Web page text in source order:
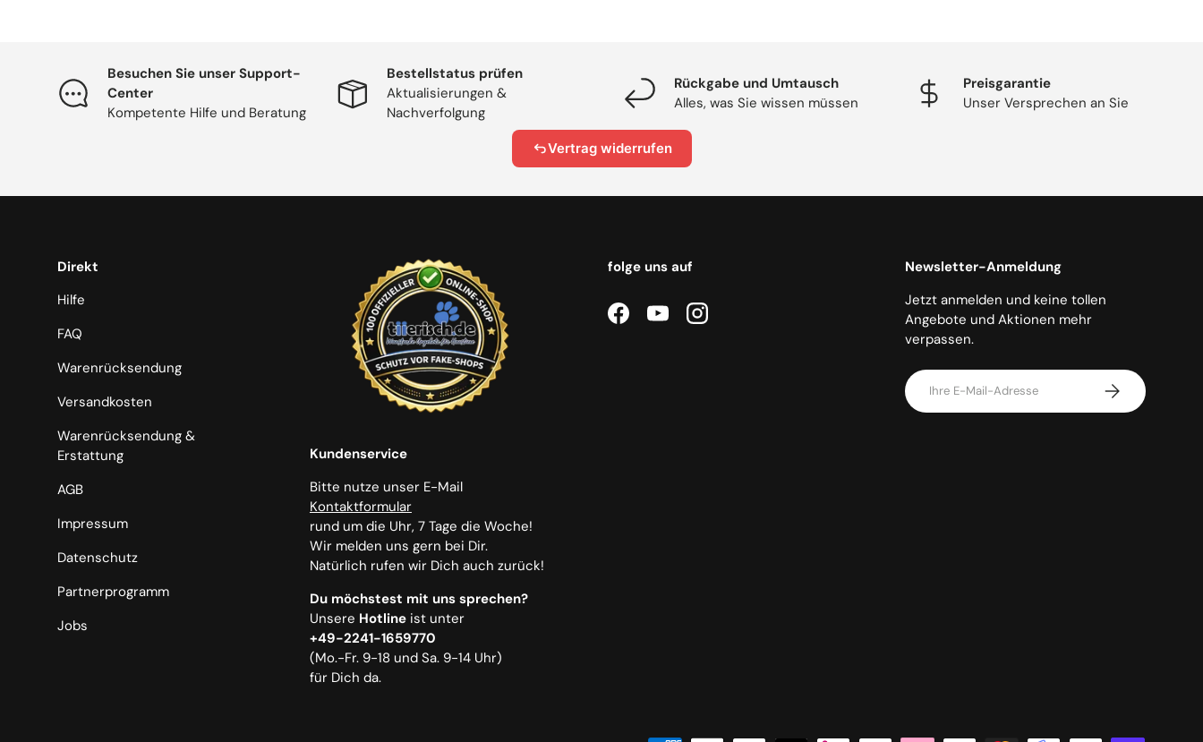
Besuchen Sie unser Support-
Center
Kompetente Hilfe und Beratung
Bestellstatus prüfen
Aktualisierungen &
Nachverfolgung
Rückgabe und Umtausch
Alles, was Sie wissen müssen
Preisgarantie
Unser Versprechen an Sie
Vertrag widerrufen
Direkt
Hilfe
FAQ
Warenrücksendung
Versandkosten
Warenrücksendung &
Erstattung
AGB
Impressum
Datenschutz
Partnerprogramm
Jobs
Kundenservice
Bitte nutze unser E-Mail
Kontaktformular
rund um die Uhr, 7 Tage die Woche!
Wir melden uns gern bei Dir.
Natürlich rufen wir Dich auch zurück!
Du möchstest mit uns sprechen?
Unsere Hotlineist unter
+49-2241-1659770
(Mo.-Fr. 9-18 und Sa. 9-14 Uhr)
für Dich da.
folge uns auf
FacebookYouTubeInstagram
Newsletter-Anmeldung
Jetzt anmelden und keine tollen
Angebote und Aktionen mehr
verpassen.
E-Mail
Abonnieren